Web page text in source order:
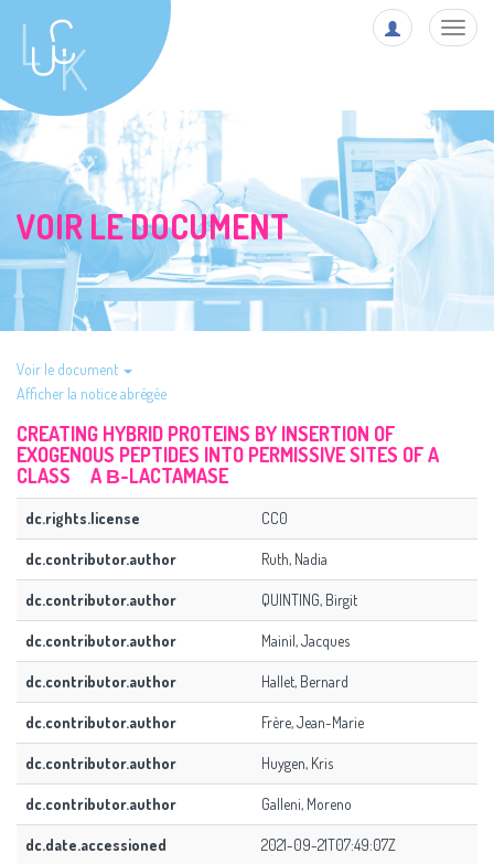
VOIR LE DOCUMENT
Voir le document
Afficher la notice abrégée
CREATING HYBRID PROTEINS BY INSERTION OF
EXOGENOUS PEPTIDES INTO PERMISSIVE SITES OF A
CLASS A Β-LACTAMASE
dc.rights.license CC0
dc.contributor.author Ruth, Nadia
dc.contributor.author QUINTING, Birgit
dc.contributor.author Mainil, Jacques
dc.contributor.author Hallet, Bernard
dc.contributor.author Frère, Jean-Marie
dc.contributor.author Huygen, Kris
dc.contributor.author Galleni, Moreno
dc.date.accessioned 2021-09-21T07:49:07Z